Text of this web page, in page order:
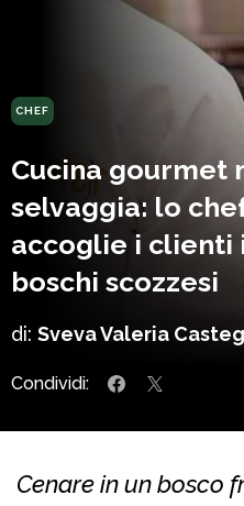
CHEF
Cucina gourmet
selvaggia: lo
accoglie i clienti
boschi scozzesi
di: Sveva Valeria
Condividi:
Cenare in un bosco